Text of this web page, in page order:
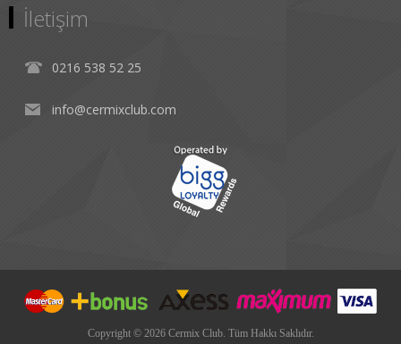
İletişim
0216 538 52 25
info@cermixclub.com
Copyright © 2026 Cermix Club. Tüm Hakkı Saklıdır.